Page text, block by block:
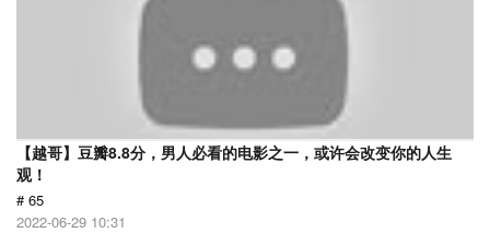
【越哥】豆瓣8.8分，男人必看的电影之一，或许会改变你的人生
观！
# 65
2022-06-29 10:31